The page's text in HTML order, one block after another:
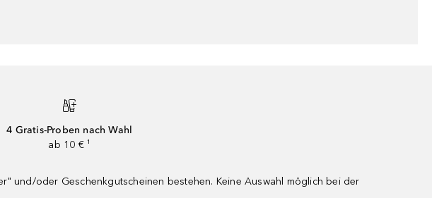
4 Gratis-Proben nach Wahl
ab 10 € ¹
und/oder Geschenkgutscheinen bestehen. Keine Auswahl möglich bei der